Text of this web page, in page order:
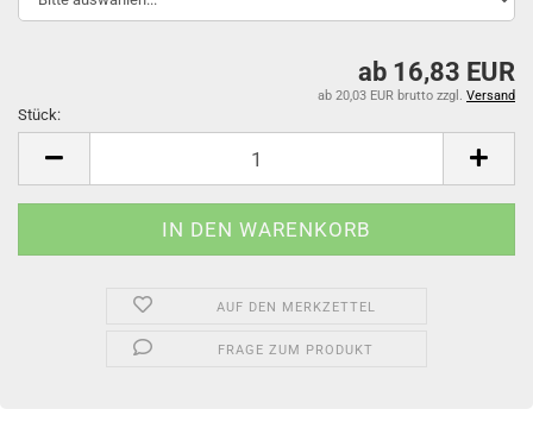
ab 16,83 EUR
ab 20,03 EUR brutto zzgl. Versand
Stück:
AUF DEN MERKZETTEL
FRAGE ZUM PRODUKT